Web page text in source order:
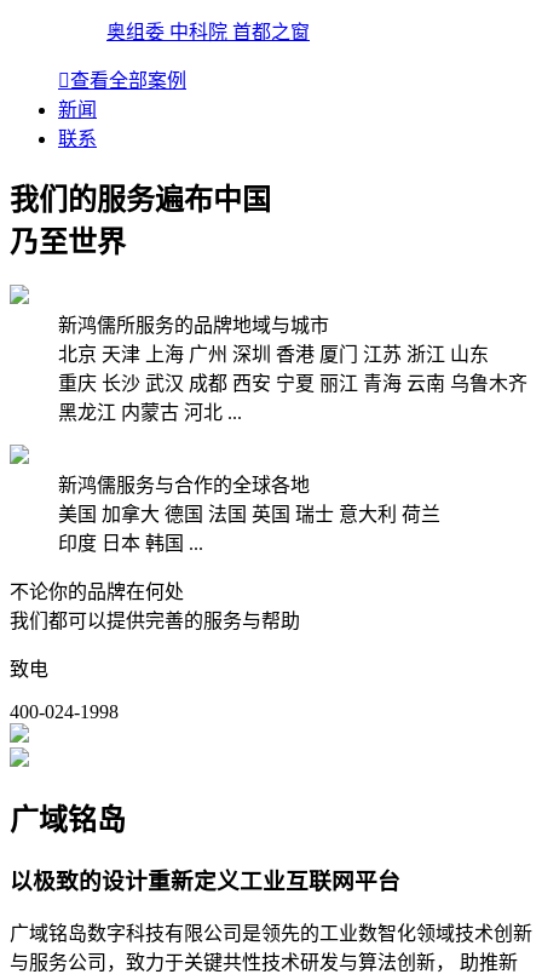
奥组委 中科院 首都之窗
查看全部案例
新闻
联系
我们的服务遍布中国
乃至世界
新鸿儒所服务的品牌地域与城市
北京 天津 上海 广州 深圳 香港 厦门 江苏 浙江 山东
重庆 长沙 武汉 成都 西安 宁夏 丽江 青海 云南 乌鲁木齐
黑龙江 内蒙古 河北 ...
新鸿儒服务与合作的全球各地
美国 加拿大 德国 法国 英国 瑞士 意大利 荷兰
印度 日本 韩国 ...
不论你的品牌在何处
我们都可以提供完善的服务与帮助
致电
400-024-1998
广域铭岛
以极致的设计重新定义工业互联网平台
广域铭岛数字科技有限公司是领先的工业数智化领域技术创新
与服务公司，致力于关键共性技术研发与算法创新， 助推新